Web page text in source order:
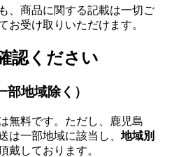
、商品に関する記載は一切ご
お受け取りいただけます。
認ください
地域除く）
無料です。ただし、鹿児島
は一部地域に該当し、 地域別
戴しております。